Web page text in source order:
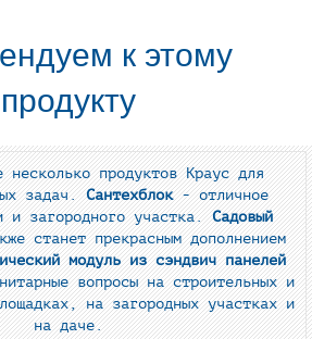
к этому
продукту
несколько продуктов Краус для
задач.Сантехблок- отличное
и загородного участка.Садовый
станет прекрасным дополнением
модуль из сэндвич панелей
вопросы на строительных и
на загородных участках и
на даче.